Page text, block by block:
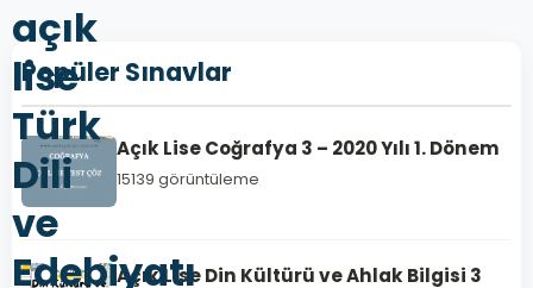
açık
lise
Türk
Dili
ve
Edebiyatı
Popüler Sınavlar
Açık Lise Coğrafya 3 – 2020 Yılı 1. Dönem
15139 görüntüleme
Açık Lise Din Kültürü ve Ahlak Bilgisi 3